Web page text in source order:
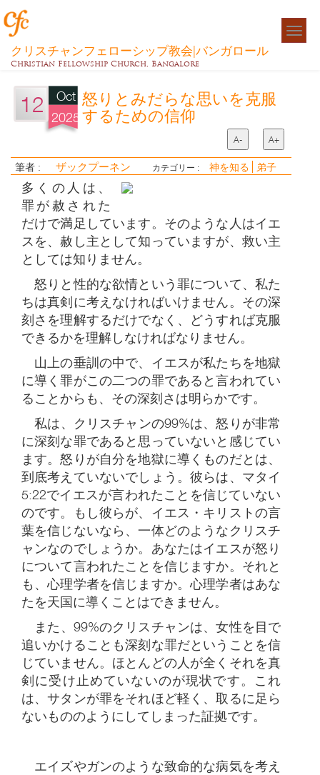
クリスチャンフェローシップ教会|バンガロール
Christian Fellowship Church, Bangalore
12
Oct
2025
怒りとみだらな思いを克服
するための信仰
A- A+
筆者 : ザックプーネン カテゴリー : 神を知る 弟子
多くの人は、
罪が赦された
だけで満足しています。そのような人はイエ
スを、赦し主として知っていますが、救い主
としては知りません。
怒りと性的な欲情という罪について、私た
ちは真剣に考えなければいけません。その深
刻さを理解するだけでなく、どうすれば克服
できるかを理解しなければなりません。
山上の垂訓の中で、イエスが私たちを地獄
に導く罪がこの二つの罪であると言われてい
ることからも、その深刻さは明らかです。
私は、クリスチャンの99%は、怒りが非常
に深刻な罪であると思っていないと感じてい
ます。怒りが自分を地獄に導くものだとは、
到底考えていないでしょう。彼らは、マタイ
5:22でイエスが言われたことを信じていない
のです。もし彼らが、イエス・キリストの言
葉を信じないなら、一体どのようなクリスチ
ャンなのでしょうか。あなたはイエスが怒り
について言われたことを信じますか。それと
も、心理学者を信じますか。心理学者はあな
たを天国に導くことはできません。
また、99%のクリスチャンは、女性を目で
追いかけることも深刻な罪だということを信
じていません。ほとんどの人が全くそれを真
剣に受け止めていないのが現状です。これ
は、サタンが罪をそれほど軽く、取るに足ら
ないもののようにしてしまった証拠です。
エイズやガンのような致命的な病気を考え